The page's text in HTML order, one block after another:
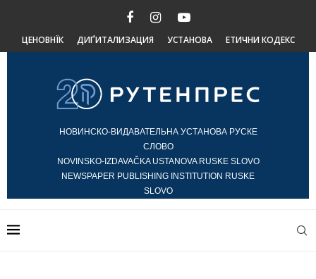
ЦЕНОВНЇК ДИҐИТАЛИЗАЦИЯ УСТАНОВА ЕТИЧНИ КОДЕКС
НОВИНСКО-ВИДАВАТЕЛЬНА УСТАНОВА РУСКЕ
СЛОВО
NOVINSKO-IZDAVAČKA USTANOVA RUSKE SLOVO
NEWSPAPER PUBLISHING INSTITUTION RUSKE
SLOVO